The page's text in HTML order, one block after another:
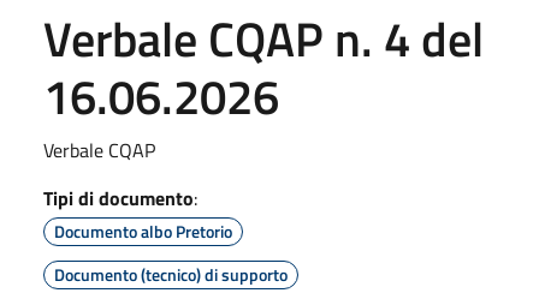
Verbale CQAP n. 4 del
16.06.2026
Verbale CQAP
Tipi di documento:
Documento albo Pretorio
Documento (tecnico) di supporto